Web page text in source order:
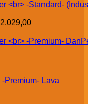
2.029,00
Lava